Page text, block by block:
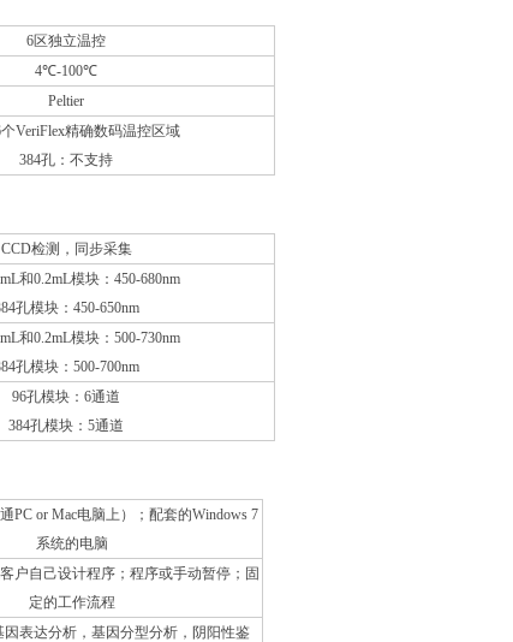
6区独立温控
4℃-100℃
Peltier
VeriFlex精确数码温控区域
384孔：不支持
CCD检测，同步采集
和0.2mL模块：450-680nm
孔模块：450-650nm
和0.2mL模块：500-730nm
孔模块：500-700nm
96孔模块：6通道
384孔模块：5通道
PC or Mac电脑上）；配套的Windows 7
系统的电脑
户自己设计程序；程序或手动暂停；固
定的工作流程
因表达分析，基因分型分析，阴阳性鉴